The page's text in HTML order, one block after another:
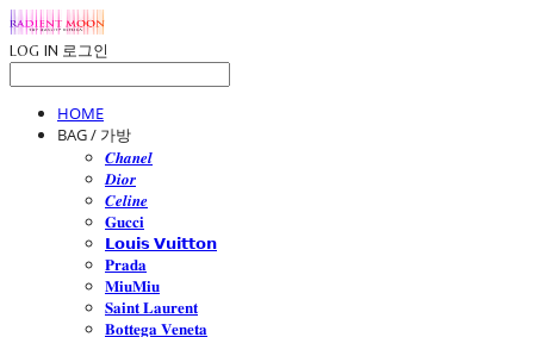
LOG IN 로그인
HOME
BAG / 가방
𝑪𝒉𝒂𝒏𝒆𝒍
𝑫𝒊𝒐𝒓
𝑪𝒆𝒍𝒊𝒏𝒆
𝐆𝐮𝐜𝐜𝐢
𝗟𝗼𝘂𝗶𝘀 𝗩𝘂𝗶𝘁𝘁𝗼𝗻
𝐏𝐫𝐚𝐝𝐚
𝐌𝐢𝐮𝐌𝐢𝐮
𝐒𝐚𝐢𝐧𝐭 𝐋𝐚𝐮𝐫𝐞𝐧𝐭
𝐁𝐨𝐭𝐭𝐞𝐠𝐚 𝐕𝐞𝐧𝐞𝐭𝐚